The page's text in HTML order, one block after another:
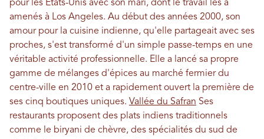
pour les États-Unis avec son mari, dont le travail les a
amenés à Los Angeles. Au début des années 2000, son
amour pour la cuisine indienne, qu'elle partageait avec ses
proches, s'est transformé d'un simple passe-temps en une
véritable activité professionnelle. Elle a lancé sa propre
gamme de mélanges d'épices au marché fermier du
centre-ville en 2010 et a rapidement ouvert la première de
ses cinq boutiques uniques. Vallée du Safran Ses
restaurants proposent des plats indiens traditionnels
comme le biryani de chèvre, des spécialités du sud de